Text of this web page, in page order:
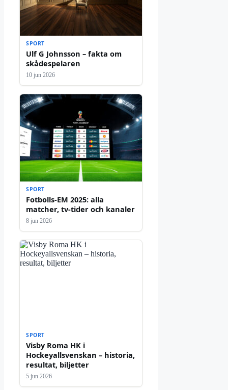
SPORT
Ulf G Johnsson – fakta om
skådespelaren
10 jun 2026
SPORT
Fotbolls-EM 2025: alla
matcher, tv-tider och kanaler
8 jun 2026
SPORT
Visby Roma HK i
Hockeyallsvenskan – historia,
resultat, biljetter
5 jun 2026